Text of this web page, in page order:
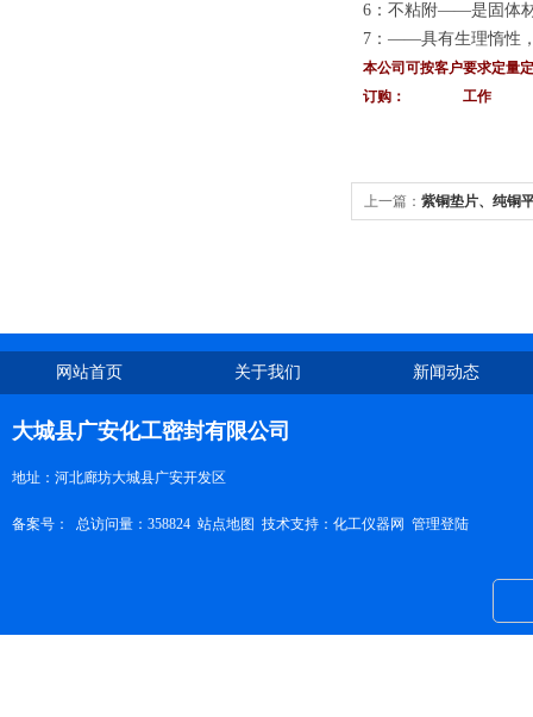
6：不粘附——是固体
7：——具有生理惰性
本公司可按客户要求定量
订购： 工作
上一篇： 紫铜垫片、纯铜
网站首页 关于我们 新闻动态
大城县广安化工密封有限公司
地址：河北廊坊大城县广安开发区
备案号： 总访问量：358824 站点地图 技术支持： 化工仪器网 管理登陆